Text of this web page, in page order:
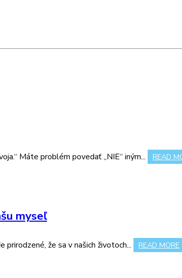
Máte problém povedať „NIE“ iným... READ
myseľ
že sa v našich životoch... READ MORE